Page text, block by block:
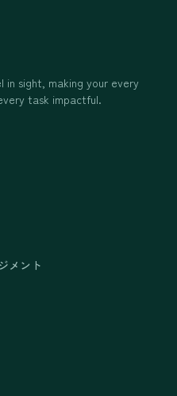
in sight, making your every
task impactful.
メント